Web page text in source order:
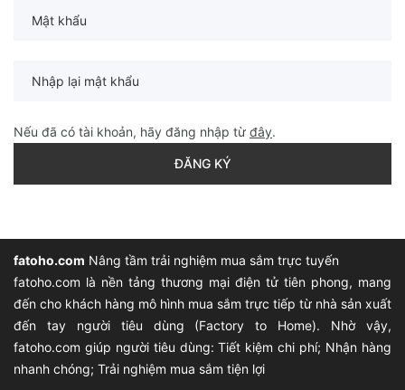
Nếu đã có tài khoản, hãy đăng nhập từ đây.
ĐĂNG KÝ
fatoho.com Nâng tầm trải nghiệm mua sắm trực tuyến
fatoho.com là nền tảng thương mại điện tử tiên phong, mang
đến cho khách hàng mô hình mua sắm trực tiếp từ nhà sản xuất
đến tay người tiêu dùng (Factory to Home). Nhờ vậy,
fatoho.com giúp người tiêu dùng: Tiết kiệm chi phí; Nhận hàng
nhanh chóng; Trải nghiệm mua sắm tiện lợi